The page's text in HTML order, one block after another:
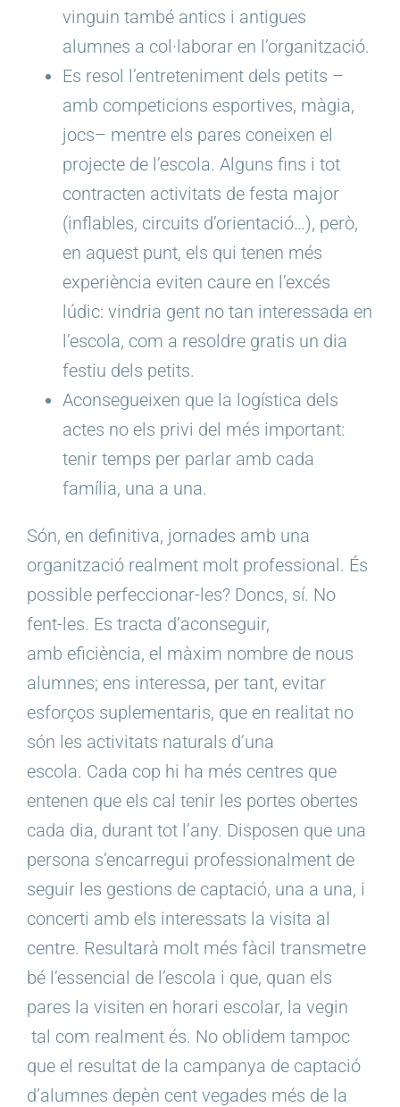
vinguin també antics i antigues
alumnes a col·laborar en l’organització.
Es resol l’entreteniment dels petits –
amb competicions esportives, màgia,
jocs– mentre els pares coneixen el
projecte de l’escola. Alguns fins i tot
contracten activitats de festa major
(inflables, circuits d’orientació…), però,
en aquest punt, els qui tenen més
experiència eviten caure en l’excés
lúdic: vindria gent no tan interessada en
l’escola, com a resoldre gratis un dia
festiu dels petits.
Aconsegueixen que la logística dels
actes no els privi del més important:
tenir temps per parlar amb cada
família, una a una.
Són, en definitiva, jornades amb una
organització realment molt professional. És
possible perfeccionar-les? Doncs, sí. No
fent-les. Es tracta d’aconseguir,
amb eficiència, el màxim nombre de nous
alumnes; ens interessa, per tant, evitar
esforços suplementaris, que en realitat no
són les activitats naturals d’una
escola. Cada cop hi ha més centres que
entenen que els cal tenir les portes obertes
cada dia, durant tot l’any. Disposen que una
persona s’encarregui professionalment de
seguir les gestions de captació, una a una, i
concerti amb els interessats la visita al
centre. Resultarà molt més fàcil transmetre
bé l’essencial de l’escola i que, quan els
pares la visiten en horari escolar, la vegin
tal com realment és. No oblidem tampoc
que el resultat de la campanya de captació
d’alumnes depèn cent vegades més de la